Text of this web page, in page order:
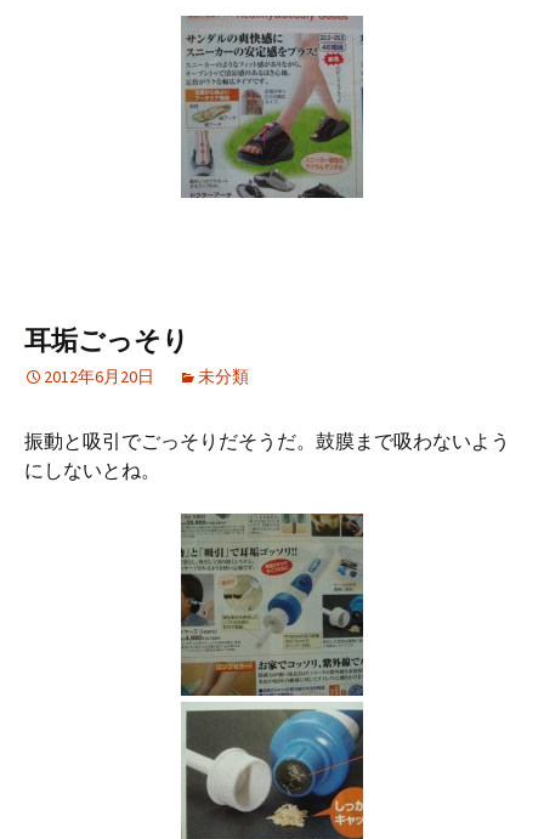
耳垢ごっそり
2012年6月20日 未分類
振動と吸引でごっそりだそうだ。鼓膜まで吸わないよう
にしないとね。